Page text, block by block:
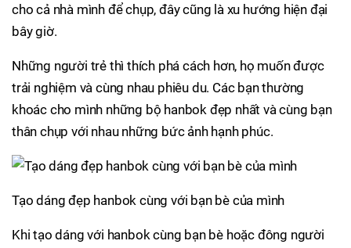
cho cả nhà mình để chụp, đây cũng là xu hướng hiện đại
bây giờ.
Những người trẻ thì thích phá cách hơn, họ muốn được
trải nghiệm và cùng nhau phiêu du. Các bạn thường
khoác cho mình những bộ hanbok đẹp nhất và cùng bạn
thân chụp với nhau những bức ảnh hạnh phúc.
Tạo dáng đẹp hanbok cùng với bạn bè của mình
Khi tạo dáng với hanbok cùng bạn bè hoặc đông người